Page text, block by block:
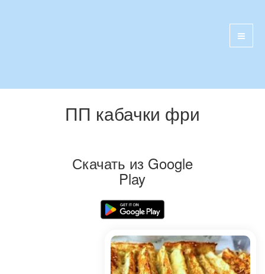
ПП кабачки фри
Скачать из Google
Play